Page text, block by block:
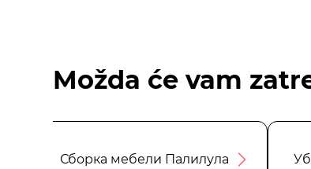
Možda će vam
Сборка мебели Палилула